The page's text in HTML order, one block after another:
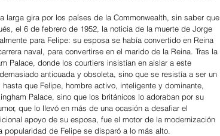
larga gira por los países de la Commonwealth, sin saber que
el 6 de febrero de 1952, la noticia de la muerte de Jorge
para Felipe: su esposa se había convertido en Reina
naval, para convertirse en el marido de la Reina. Tras la
Palace, donde los courtiers insistían en aislar a este
anticuada y obsoleta, sino que se resistía a ser un
que Felipe, hombre activo, inteligente y dominante,
Palace, sino que los británicos lo adoraban por su
que lo llevó en más de una ocasión a desafiar el
apoyo de su esposa, fue el motor de la modernización
de Felipe se disparó a lo más alto.